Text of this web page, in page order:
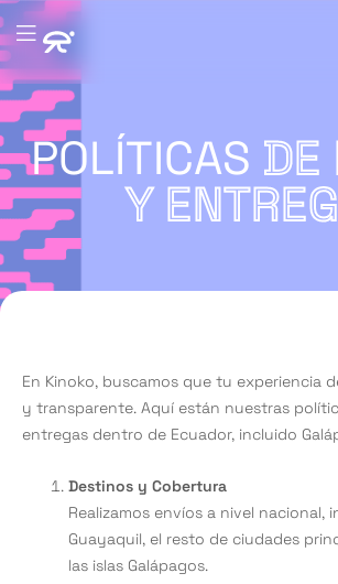
POLÍTICAS DE
Y
En Kinoko, buscamos que tu experiencia
y transparente. Aquí están nuestras
entregas dentro de Ecuador, incluido
Destinos y Cobertura
Realizamos envíos a nivel nacional,
Guayaquil, el resto de ciudades
las islas Galápagos.